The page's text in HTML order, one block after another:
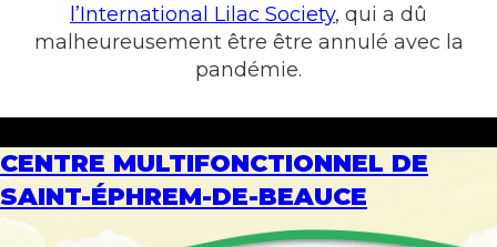
l’International Lilac Society, qui a dû
malheureusement être être annulé avec la
pandémie.
CENTRE MULTIFONCTIONNEL DE
SAINT-ÉPHREM-DE-BEAUCE